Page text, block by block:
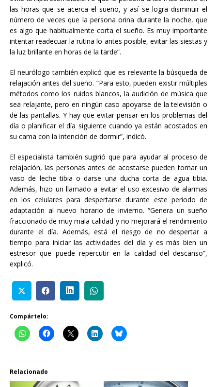
las horas que se acerca el sueño, y así se logra disminuir el
número de veces que la persona orina durante la noche, que
es algo que habitualmente corta el sueño. Es muy importante
intentar readecuar la rutina lo antes posible, evitar las siestas y
la luz brillante en horas de la tarde”.
El neurólogo también explicó que es relevante la búsqueda de
relajación antes del sueño. “Para esto, pueden existir múltiples
métodos como los ruidos blancos, la audición de música que
sea relajante, pero en ningún caso apoyarse de la televisión o
de las pantallas. Y hay que evitar pensar en los problemas del
día o planificar el día siguiente cuando ya están acostados en
su cama con la intención de dormir”, indicó.
El especialista también sugirió que para ayudar al proceso de
relajación, las personas antes de acostarse pueden tomar un
vaso de leche tibia o darse una ducha corta de agua tibia.
Además, hizo un llamado a evitar el uso excesivo de alarmas
en los celulares para despertarse durante este periodo de
adaptación al nuevo horario de invierno. “Genera un sueño
fraccionado de muy mala calidad y no mejorará el rendimiento
durante el día. Además, está el riesgo de no despertar a
tiempo para iniciar las actividades del día y es más bien un
estresor que puede repercutir en la calidad del descanso”,
explicó.
Compártelo:
Relacionado